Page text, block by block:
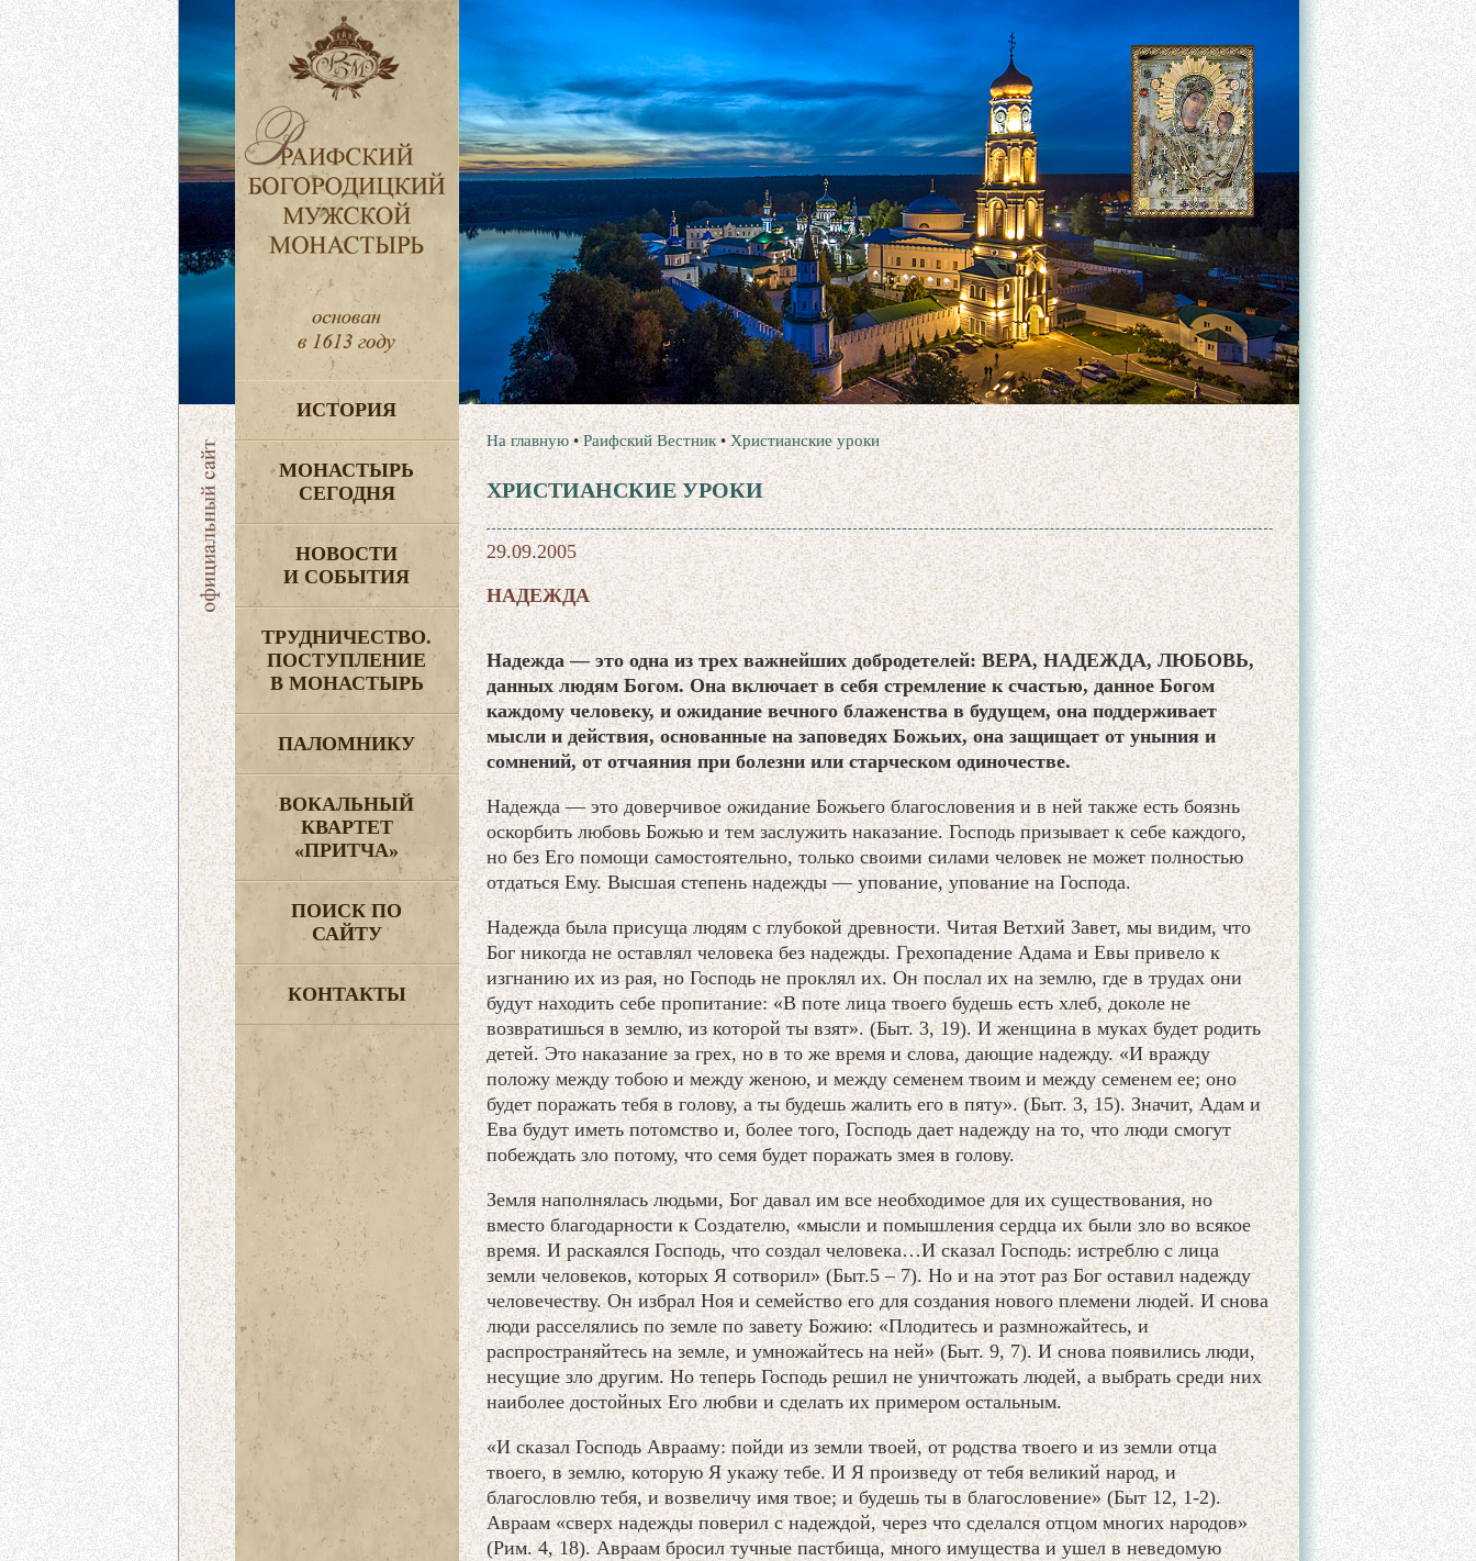
ИСТОРИЯ
МОНАСТЫРЬ
СЕГОДНЯ
НОВОСТИ
И СОБЫТИЯ
ТРУДНИЧЕСТВО.
ПОСТУПЛЕНИЕ
В МОНАСТЫРЬ
ПАЛОМНИКУ
ВОКАЛЬНЫЙ
КВАРТЕТ
«ПРИТЧА»
ПОИСК ПО
САЙТУ
КОНТАКТЫ
На главную •Раифский Вестник •Христианские уроки
ХРИСТИАНСКИЕ УРОКИ
29.09.2005
НАДЕЖДА
Надежда — это одна из трех важнейших добродетелей: ВЕРА, НАДЕЖДА, ЛЮБОВЬ,
данных людям Богом. Она включает в себя стремление к счастью, данное Богом
каждому человеку, и ожидание вечного блаженства в будущем, она поддерживает
мысли и действия, основанные на заповедях Божьих, она защищает от уныния и
сомнений, от отчаяния при болезни или старческом одиночестве.
Надежда — это доверчивое ожидание Божьего благословения и в ней также есть боязнь
оскорбить любовь Божью и тем заслужить наказание. Господь призывает к себе каждого,
но без Его помощи самостоятельно, только своими силами человек не может полностью
отдаться Ему. Высшая степень надежды — упование, упование на Господа.
Надежда была присуща людям с глубокой древности. Читая Ветхий Завет, мы видим, что
Бог никогда не оставлял человека без надежды. Грехопадение Адама и Евы привело к
изгнанию их из рая, но Господь не проклял их. Он послал их на землю, где в трудах они
будут находить себе пропитание: «В поте лица твоего будешь есть хлеб, доколе не
возвратишься в землю, из которой ты взят». (Быт. 3, 19). И женщина в муках будет родить
детей. Это наказание за грех, но в то же время и слова, дающие надежду. «И вражду
положу между тобою и между женою, и между семенем твоим и между семенем ее; оно
будет поражать тебя в голову, а ты будешь жалить его в пяту». (Быт. 3, 15). Значит, Адам и
Ева будут иметь потомство и, более того, Господь дает надежду на то, что люди смогут
побеждать зло потому, что семя будет поражать змея в голову.
Земля наполнялась людьми, Бог давал им все необходимое для их существования, но
вместо благодарности к Создателю, «мысли и помышления сердца их были зло во всякое
время. И раскаялся Господь, что создал человека…И сказал Господь: истреблю с лица
земли человеков, которых Я сотворил» (Быт.5 – 7). Но и на этот раз Бог оставил надежду
человечеству. Он избрал Ноя и семейство его для создания нового племени людей. И снова
люди расселялись по земле по завету Божию: «Плодитесь и размножайтесь, и
распространяйтесь на земле, и умножайтесь на ней» (Быт. 9, 7). И снова появились люди,
несущие зло другим. Но теперь Господь решил не уничтожать людей, а выбрать среди них
наиболее достойных Его любви и сделать их примером остальным.
«И сказал Господь Аврааму: пойди из земли твоей, от родства твоего и из земли отца
твоего, в землю, которую Я укажу тебе. И Я произведу от тебя великий народ, и
благословлю тебя, и возвеличу имя твое; и будешь ты в благословение» (Быт 12, 1-2).
Авраам «сверх надежды поверил с надеждой, через что сделался отцом многих народов»
(Рим. 4, 18). Авраам бросил тучные пастбища, много имущества и ушел в неведомую